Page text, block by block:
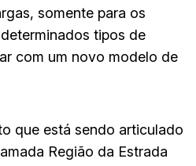
somente para os
tipos de
com um novo modelo de
que está sendo articulado
Região da Estrada